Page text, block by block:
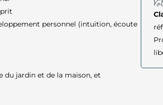
personnel (intuition, écoute
du jardin et de la maison, et